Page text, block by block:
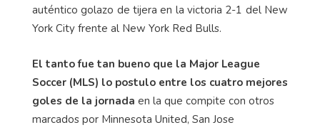
auténtico golazo de tijera en la victoria 2-1 del New
York City frente al New York Red Bulls.
El tanto fue tan bueno que la Major League
Soccer (MLS) lo postulo entre los cuatro mejores
goles de la jornada en la que compite con otros
marcados por Minnesota United, San Jose